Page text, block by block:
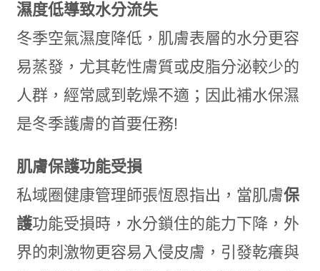
濕度低導致水分流失
冬季空氣濕度降低，肌膚表層的水分更容
易蒸發，尤其乾性膚質或皮脂分泌較少的
人群，經常感到乾燥不適；因此補水保濕
是冬季護膚的首要任務!
肌膚保護功能受損
私域圈健康管理師張恆恩指出，當肌膚保
護功能受損時，水分鎖住的能力下降，外
界的刺激物更容易入侵皮膚，引發乾癢與